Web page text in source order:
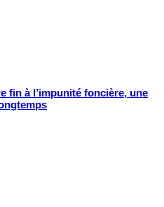
fin à l’impunité foncière, une